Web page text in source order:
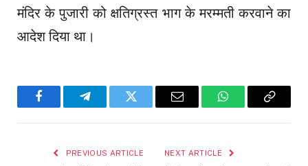
मंदिर के पुजारी को क्षतिग्रस्त भाग के मरम्मती करवाने का
आदेश दिया था।
FacebookTelegramTwitter Email WhatsAppCopy
PREVIOUS ARTICLE NEXT ARTICLE